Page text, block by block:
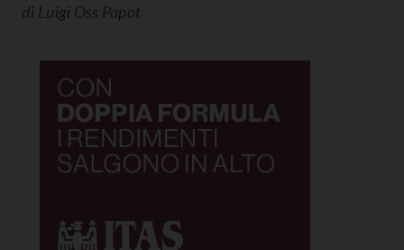
di Luigi Oss Papot